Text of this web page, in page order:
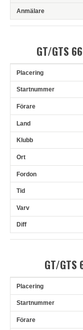
GT/GTS
Pl Snr
GT/GTS
Pl Snr